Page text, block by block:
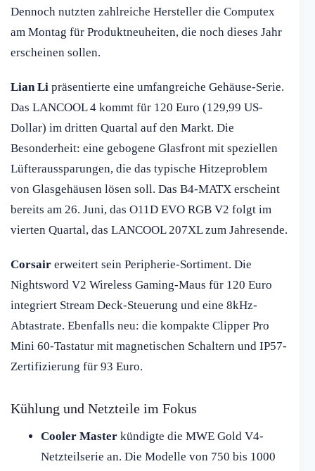
Dennoch nutzten zahlreiche Hersteller die Computex
am Montag für Produktneuheiten, die noch dieses Jahr
erscheinen sollen.
Lian Li präsentierte eine umfangreiche Gehäuse-Serie.
Das LANCOOL 4 kommt für 120 Euro (129,99 US-
Dollar) im dritten Quartal auf den Markt. Die
Besonderheit: eine gebogene Glasfront mit speziellen
Lüfteraussparungen, die das typische Hitzeproblem
von Glasgehäusen lösen soll. Das B4-MATX erscheint
bereits am 26. Juni, das O11D EVO RGB V2 folgt im
vierten Quartal, das LANCOOL 207XL zum Jahresende.
Corsair erweitert sein Peripherie-Sortiment. Die
Nightsword V2 Wireless Gaming-Maus für 120 Euro
integriert Stream Deck-Steuerung und eine 8kHz-
Abtastrate. Ebenfalls neu: die kompakte Clipper Pro
Mini 60-Tastatur mit magnetischen Schaltern und IP57-
Zertifizierung für 93 Euro.
Kühlung und Netzteile im Fokus
Cooler Masterkündigte die MWE Gold V4-
Netzteilserie an. Die Modelle von 750 bis 1000